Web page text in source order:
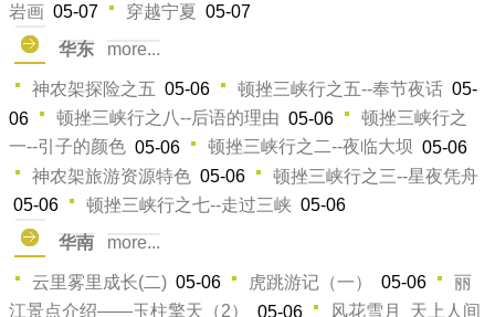
岩画 05-07 穿越宁夏 05-07
华东
more...
神农架探险之五 05-06 顿挫三峡行之五--奉节夜话 05-
06
顿挫三峡行之八--后语的理由 05-06
顿挫三峡行之
一--引子的颜色 05-06 顿挫三峡行之二--夜临大坝 05-06
神农架旅游资源特色 05-06
顿挫三峡行之三--星夜凭舟
05-06
顿挫三峡行之七--走过三峡 05-06
华南
more...
云里雾里成长(二) 05-06 虎跳游记（一） 05-06
丽
江景点介绍——玉柱擎天（2）
05-06 风花雪月 天上人间